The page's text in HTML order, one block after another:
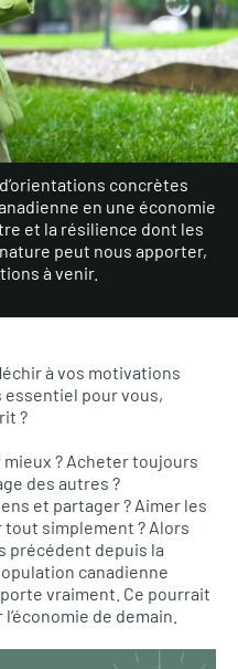
concrètes
en une économie
et la résilience dont les
peut nous apporter,
à venir.
à vos motivations
essentiel pour vous,
?
? Acheter toujours
des autres ?
et partager ? Aimer les
simplement ? Alors
précédent depuis la
canadienne
vraiment. Ce pourrait
de demain.